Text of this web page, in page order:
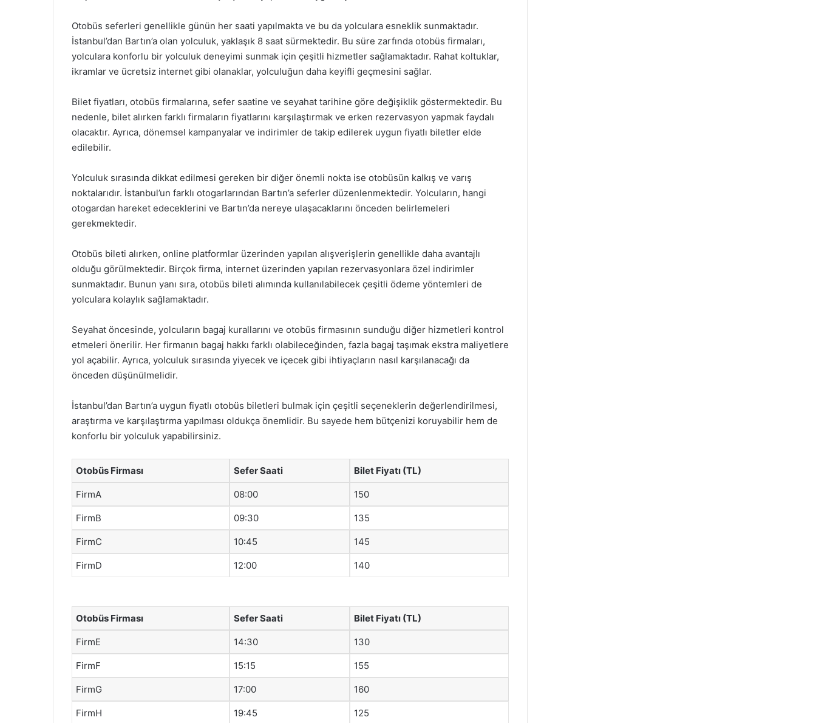
Otobüs seferleri genellikle günün her saati yapılmakta ve bu da yolculara esneklik sunmaktadır.
İstanbul’dan Bartın’a olan yolculuk, yaklaşık 8 saat sürmektedir. Bu süre zarfında otobüs firmaları,
yolculara konforlu bir yolculuk deneyimi sunmak için çeşitli hizmetler sağlamaktadır. Rahat koltuklar,
ikramlar ve ücretsiz internet gibi olanaklar, yolculuğun daha keyifli geçmesini sağlar.
Bilet fiyatları, otobüs firmalarına, sefer saatine ve seyahat tarihine göre değişiklik göstermektedir. Bu
nedenle, bilet alırken farklı firmaların fiyatlarını karşılaştırmak ve erken rezervasyon yapmak faydalı
olacaktır. Ayrıca, dönemsel kampanyalar ve indirimler de takip edilerek uygun fiyatlı biletler elde
edilebilir.
Yolculuk sırasında dikkat edilmesi gereken bir diğer önemli nokta ise otobüsün kalkış ve varış
noktalarıdır. İstanbul’un farklı otogarlarından Bartın’a seferler düzenlenmektedir. Yolcuların, hangi
otogardan hareket edeceklerini ve Bartın’da nereye ulaşacaklarını önceden belirlemeleri
gerekmektedir.
Otobüs bileti alırken, online platformlar üzerinden yapılan alışverişlerin genellikle daha avantajlı
olduğu görülmektedir. Birçok firma, internet üzerinden yapılan rezervasyonlara özel indirimler
sunmaktadır. Bunun yanı sıra, otobüs bileti alımında kullanılabilecek çeşitli ödeme yöntemleri de
yolculara kolaylık sağlamaktadır.
Seyahat öncesinde, yolcuların bagaj kurallarını ve otobüs firmasının sunduğu diğer hizmetleri kontrol
etmeleri önerilir. Her firmanın bagaj hakkı farklı olabileceğinden, fazla bagaj taşımak ekstra maliyetlere
yol açabilir. Ayrıca, yolculuk sırasında yiyecek ve içecek gibi ihtiyaçların nasıl karşılanacağı da
önceden düşünülmelidir.
İstanbul’dan Bartın’a uygun fiyatlı otobüs biletleri bulmak için çeşitli seçeneklerin değerlendirilmesi,
araştırma ve karşılaştırma yapılması oldukça önemlidir. Bu sayede hem bütçenizi koruyabilir hem de
konforlu bir yolculuk yapabilirsiniz.
Otobüs Firması Sefer Saati Bilet Fiyatı (TL)
FirmA 08:00 150
FirmB 09:30 135
FirmC 10:45 145
FirmD 12:00 140
Otobüs Firması Sefer Saati Bilet Fiyatı (TL)
FirmE 14:30 130
FirmF 15:15 155
FirmG 17:00 160
FirmH 19:45 125